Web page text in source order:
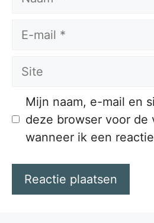
E-
Site
Mijn naam, e-mail en
deze browser voor de
wanneer ik een